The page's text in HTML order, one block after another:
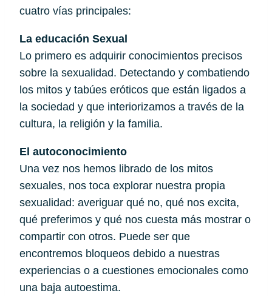
cuatro vías principales:
La educación Sexual
Lo primero es adquirir conocimientos precisos
sobre la sexualidad. Detectando y combatiendo
los mitos y tabúes eróticos que están ligados a
la sociedad y que interiorizamos a través de la
cultura, la religión y la familia.
El autoconocimiento
Una vez nos hemos librado de los mitos
sexuales, nos toca explorar nuestra propia
sexualidad: averiguar qué no, qué nos excita,
qué preferimos y qué nos cuesta más mostrar o
compartir con otros. Puede ser que
encontremos bloqueos debido a nuestras
experiencias o a cuestiones emocionales como
una baja autoestima.